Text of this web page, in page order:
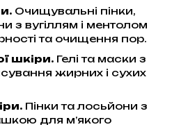
Очищувальні пінки,
з вугіллям і ментолом
та очищення пор.
шкіри. Гелі та маски з
жирних і сухих
Пінки та лосьйони з
для м’якого